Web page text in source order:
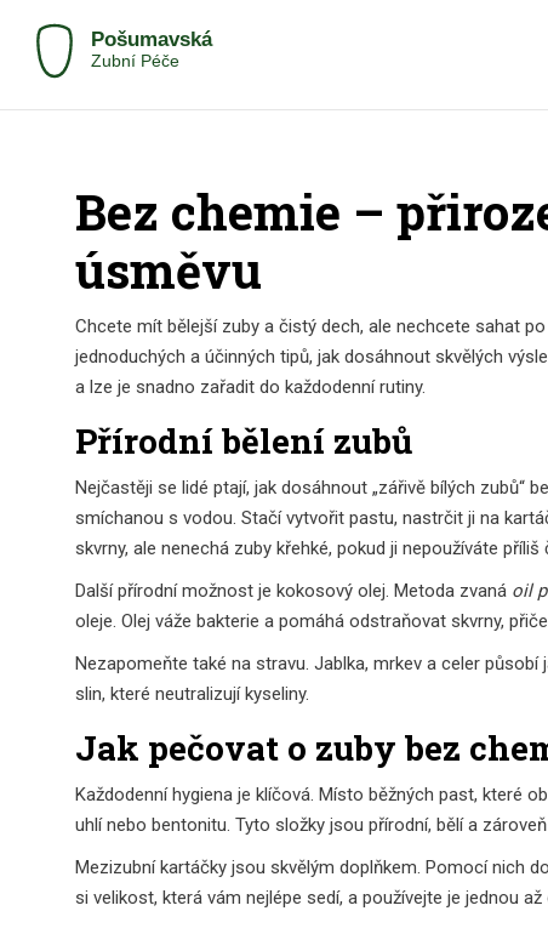
Bez chemie –
úsměvu
Chcete mít bělejší zuby a čistý dech, ale nechcete sahat
jednoduchých a účinných tipů, jak dosáhnout skvělých
a lze je snadno zařadit do každodenní rutiny.
Přírodní bělení zubů
Nejčastěji se lidé ptají, jak dosáhnout „zářivě bílých zubů“
smíchanou s vodou. Stačí vytvořit pastu, nastrčit ji na
skvrny, ale nenechá zuby křehké, pokud ji nepoužíváte příliš
Další přírodní možnost je kokosový olej. Metoda zvaná oil
oleje. Olej váže bakterie a pomáhá odstraňovat skvrny,
Nezapomeňte také na stravu. Jablka, mrkev a celer
slin, které neutralizují kyseliny.
Jak pečovat o zuby bez
Každodenní hygiena je klíčová. Místo běžných past, které
uhlí nebo bentonitu. Tyto složky jsou přírodní, bělí a
Mezizubní kartáčky jsou skvělým doplňkem. Pomocí nich
si velikost, která vám nejlépe sedí, a používejte je jednou až